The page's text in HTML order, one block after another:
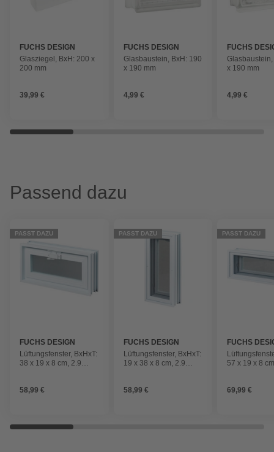
FUCHS DESIGN
Glasziegel, BxH: 200 x
200 mm
39,99 €
FUCHS DESIGN
Glasbaustein, BxH: 190
x 190 mm
4,99 €
FUCHS
x 190 mm
4,99 €
Passend dazu
PASST DAZU
FUCHS DESIGN
Lüftungsfenster, BxHxT:
38 x 19 x 8 cm, 2.9
58,99 €
PASST DAZU
FUCHS DESIGN
Lüftungsfenster, BxHxT:
19 x 38 x 8 cm, 2.9
58,99 €
PASST DAZU
FUCHS
57 x 19 x 8
69,99 €